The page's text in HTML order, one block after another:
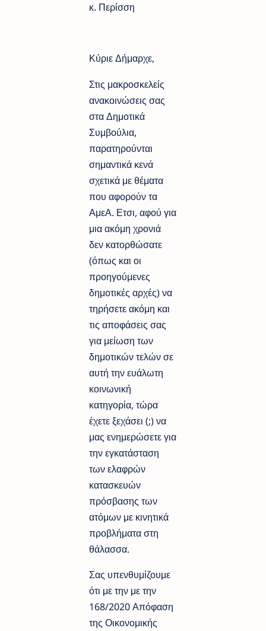
κ. Περίσση
Κύριε Δήμαρχε,
Στις μακροσκελείς
ανακοινώσεις σας
στα Δημοτικά
Συμβούλια,
παρατηρούνται
σημαντικά κενά
σχετικά με θέματα
που αφορούν τα
ΑμεΑ. Ετσι, αφού για
μια ακόμη χρονιά
δεν κατορθώσατε
(όπως και οι
προηγούμενες
δημοτικές αρχές) να
τηρήσετε ακόμη και
τις αποφάσεις σας
για μείωση των
δημοτικών τελών σε
αυτή την ευάλωτη
κοινωνική
κατηγορία, τώρα
έχετε ξεχάσει (;) να
μας ενημερώσετε για
την εγκατάσταση
των ελαφρών
κατασκευών
πρόσβασης των
ατόμων με κινητικά
προβλήματα στη
θάλασσα.
Σας υπενθυμίζουμε
ότι με την με την
168/2020 Απόφαση
της Οικονομικής